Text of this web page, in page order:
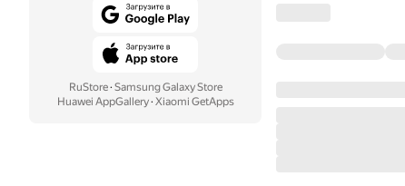
RuStore· Samsung Galaxy Store
Huawei AppGallery· Xiaomi GetApps